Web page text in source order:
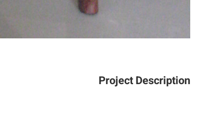
Project Description